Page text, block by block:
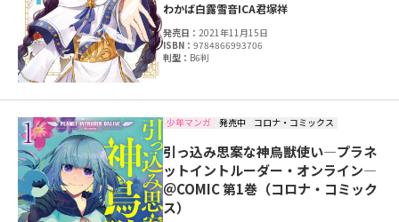
わかば白露雪音ICA君塚祥
発売日：2021年11月15日
ISBN：9784866993706
判型： B6判
少年マンガ 発売中 コロナ・コミックス
引っ込み思案な神鳥獣使い―プラネ
ットイントルーダー・オンライン―
＠COMIC 第1巻（コロナ・コミック
ス）